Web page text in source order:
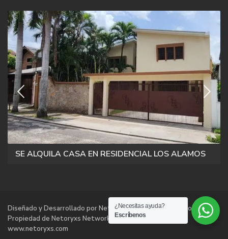
SE ALQUILA CASA EN RESIDENCIAL LOS ALAMOS
Diseñado y Desarrollado por Netoryxs Networks Technologies |
Propiedad de Netoryxs Networks Technologies |
www.netoryxs.com
¿Necesitas ayuda?
Escríbenos